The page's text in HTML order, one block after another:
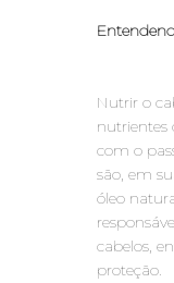
Nutrir o
nutrientes
com o
são, em
óleo
cabelos,
proteção.